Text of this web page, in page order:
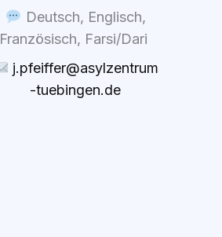
Deutsch, Eng­lisch,
Fran­zö­sisch, Farsi/​Dari
j.pfeiffer@asylzentrum
-tue​bin​gen​.de